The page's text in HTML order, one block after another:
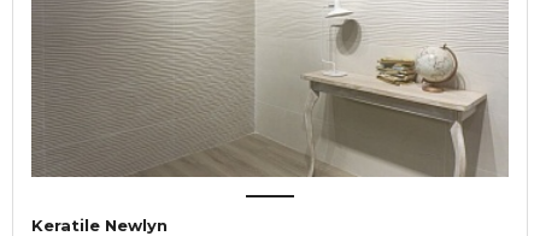
Keratile Newlyn